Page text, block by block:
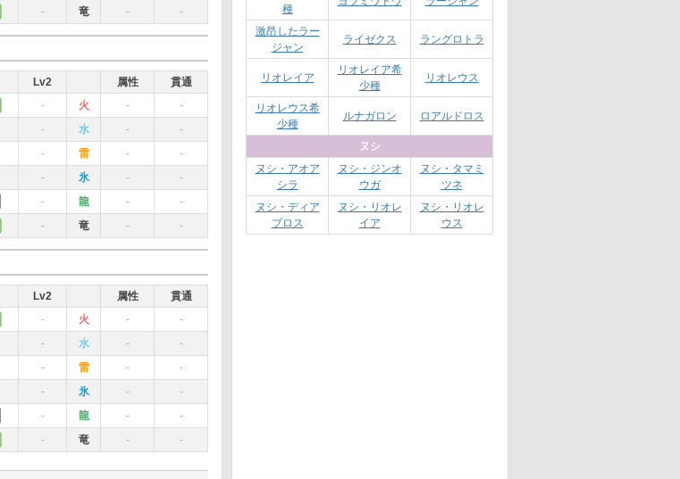
- 竜 - -
Lv2 属性
貫通
- 火 -
-
- 水 -
-
- 雷 -
-
- 氷 -
-
- 龍 -
-
- 竜 - -
Lv2 属性
貫通
- 火 -
-
- 水 -
-
- 雷 -
-
- 氷 -
-
- 龍 -
-
- 竜 - -
種
激昂したラー
ジャン
ライゼクス ラングロトラ
リオレイア
リオレイア希
少種
リオレウス
リオレウス希
少種
ルナガロン ロアルドロス
ヌシ
ヌシ・アオア
シラ
ヌシ・ジンオ
ウガ
ヌシ・タマミ
ツネ
ヌシ・ディア
ブロス
ヌシ・リオレ
イア
ヌシ・リオレ
ウス